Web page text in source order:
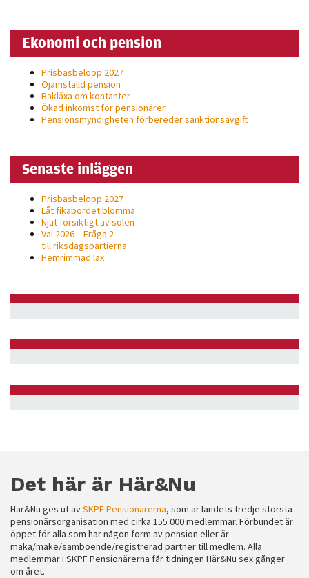
Ekonomi och pension
Prisbasbelopp 2027
Ojämställd pension
Bakläxa om kontanter
Ökad inkomst för pensionärer
Pensionsmyndigheten förbereder sanktionsavgift
Senaste inläggen
Prisbasbelopp 2027
Låt fikabordet blomma
Njut försiktigt av solen
Val 2026 – Fråga 2
till riksdagspartierna
Hemrimmad lax
Det här är Här&Nu
Här&Nu ges ut avSKPF Pensionärerna, som är landets tredje största
pensionärsorganisation med cirka 155 000 medlemmar. Förbundet är
öppet för alla som har någon form av pension eller är
maka/make/samboende/registrerad partner till medlem. Alla
medlemmar i SKPF Pensionärerna får tidningen Här&Nu sex gånger
om året.